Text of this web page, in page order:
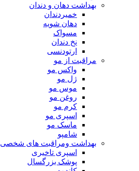
بهداشت دهان و دندان
خمیردندان
دهان شویه
مسواک
نخ دندان
ارتودنسی
مراقبت از مو
واکس مو
ژل مو
موس مو
روغن مو
کرم مو
اسپری مو
ماسک مو
شامپو
بهداشت ومراقبت های شخصی
اسپری تاخیری
پوشک بزرگسال